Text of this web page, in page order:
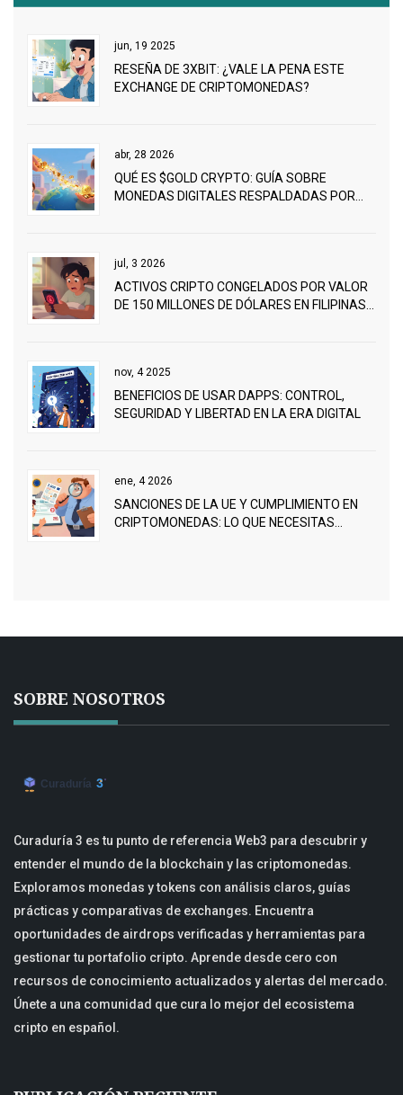
jun, 19 2025
RESEÑA DE 3XBIT: ¿VALE LA PENA ESTE
EXCHANGE DE CRIPTOMONEDAS?
abr, 28 2026
QUÉ ES $GOLD CRYPTO: GUÍA SOBRE
MONEDAS DIGITALES RESPALDADAS POR
jul, 3 2026
ACTIVOS CRIPTO CONGELADOS POR VALOR
DE 150 MILLONES DE DÓLARES EN FILIPINAS:
nov, 4 2025
BENEFICIOS DE USAR DAPPS: CONTROL,
SEGURIDAD Y LIBERTAD EN LA ERA DIGITAL
ene, 4 2026
SANCIONES DE LA UE Y CUMPLIMIENTO EN
CRIPTOMONEDAS: LO QUE NECESITAS
SOBRE NOSOTROS
Curaduría 3 es tu punto de referencia Web3 para descubrir y
entender el mundo de la blockchain y las criptomonedas.
Exploramos monedas y tokens con análisis claros, guías
prácticas y comparativas de exchanges. Encuentra
oportunidades de airdrops verificadas y herramientas para
gestionar tu portafolio cripto. Aprende desde cero con
recursos de conocimiento actualizados y alertas del mercado.
Únete a una comunidad que cura lo mejor del ecosistema
cripto en español.